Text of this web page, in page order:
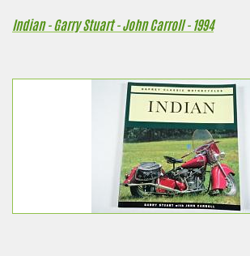
Indian - Garry Stuart - John Carroll - 1994